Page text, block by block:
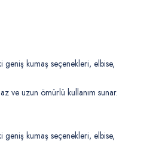
kumaş seçenekleri, elbise,
ve uzun ömürlü kullanım sunar.
kumaş seçenekleri, elbise,